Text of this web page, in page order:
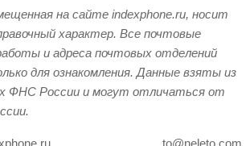
на сайте indexphone.ru, носит
характер. Все почтовые
и адреса почтовых отделений
для ознакомления. Данные взяты из
ФНС России и могут отличаться от
to@neleto.com